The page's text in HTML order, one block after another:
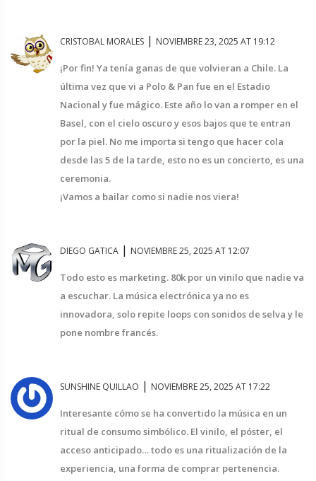
CRISTOBAL MORALES | NOVIEMBRE 23, 2025 AT 19:12
¡Por fin! Ya tenía ganas de que volvieran a Chile. La
última vez que vi a Polo & Pan fue en el Estadio
Nacional y fue mágico. Este año lo van a romper en el
Basel, con el cielo oscuro y esos bajos que te entran
por la piel. No me importa si tengo que hacer cola
desde las 5 de la tarde, esto no es un concierto, es una
ceremonia.
¡Vamos a bailar como si nadie nos viera!
DIEGO GATICA | NOVIEMBRE 25, 2025 AT 12:07
Todo esto es marketing. 80k por un vinilo que nadie va
a escuchar. La música electrónica ya no es
innovadora, solo repite loops con sonidos de selva y le
pone nombre francés.
SUNSHINE QUILLAO | NOVIEMBRE 25, 2025 AT 17:22
Interesante cómo se ha convertido la música en un
ritual de consumo simbólico. El vinilo, el póster, el
acceso anticipado… todo es una ritualización de la
experiencia, una forma de comprar pertenencia.